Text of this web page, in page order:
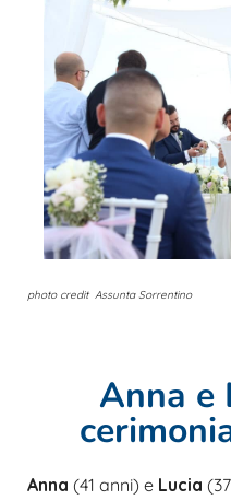
photo credit Assunta Sorrentino
Anna e
Anna (41 anni) e Lucia